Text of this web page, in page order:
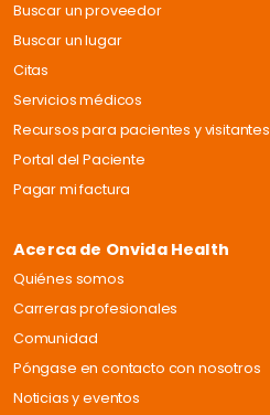
Buscar un proveedor
Buscar un lugar
Citas
Servicios médicos
Recursos para pacientes y visitantes
Portal del Paciente
Pagar mi factura
Acerca de Onvida Health
Quiénes somos
Carreras profesionales
Comunidad
Póngase en contacto con nosotros
Noticias y eventos